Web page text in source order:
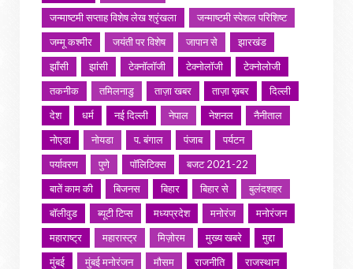
जन्माष्टमी सप्ताह विशेष लेख श्रृंखला
जन्माष्टमी स्पेशल परिशिष्ट
जम्मू कश्मीर
जयंती पर विशेष जापान से
झारखंड
झाँसी
झांसी टेक्नॉलॉजी टेक्नोलॉजी
टेक्नोलोजी
तकनीक
तमिलनाडु ताज़ा खबर ताज़ा ख़बर
दिल्ली
देश
धर्म नई दिल्ली नेपाल नेशनल
नैनीताल
नोएडा
नोयडा प. बंगाल पंजाब
पर्यटन
पर्यावरण
पुणे पॉलिटिक्स
बजट 2021-22
बातें काम की
बिजनस बिहार बिहार से
बुलंदशहर
बॉलीवुड
ब्यूटी टिप्स मध्यप्रदेश मनोरंज
मनोरंजन
महाराष्ट्र
महारास्ट्र मिज़ोरम मुख्य खबरे
मुद्दा
मुंबई
मुंबई मनोरंजन मौसम राजनीति
राजस्थान